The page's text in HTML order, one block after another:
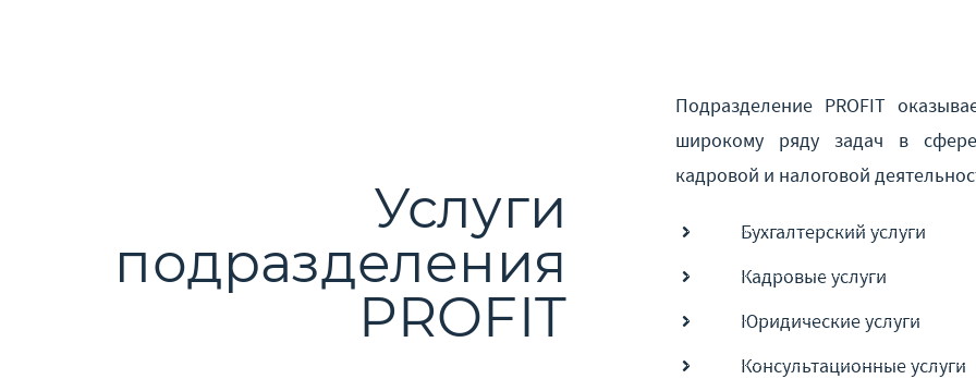
Услуги
подразделения
PROFIT
Подразделение PROFIT
широкому ряду задач в
кадровой и налоговой
Бухгалтерский услуги
Кадровые услуги
Юридические услуги
Консультационные услуги